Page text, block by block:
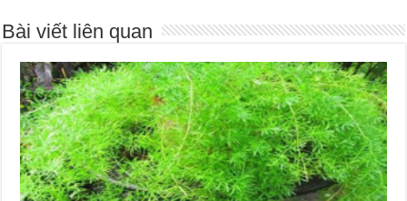
Bài viết liên quan